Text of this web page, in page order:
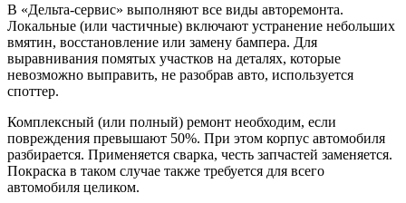
В «Дельта-сервис» выполняют все виды авторемонта.
Локальные (или частичные) включают устранение небольших
вмятин, восстановление или замену бампера. Для
выравнивания помятых участков на деталях, которые
невозможно выправить, не разобрав авто, используется
споттер.
Комплексный (или полный) ремонт необходим, если
повреждения превышают 50%. При этом корпус автомобиля
разбирается. Применяется сварка, честь запчастей заменяется.
Покраска в таком случае также требуется для всего
автомобиля целиком.